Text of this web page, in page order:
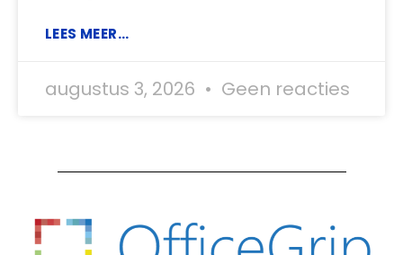
LEES MEER...
augustus 3, 2026 Geen reacties